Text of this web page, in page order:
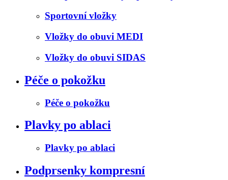
Sportovní vložky
Vložky do obuvi MEDI
Vložky do obuvi SIDAS
Péče o pokožku
Péče o pokožku
Plavky po ablaci
Plavky po ablaci
Podprsenky kompresní